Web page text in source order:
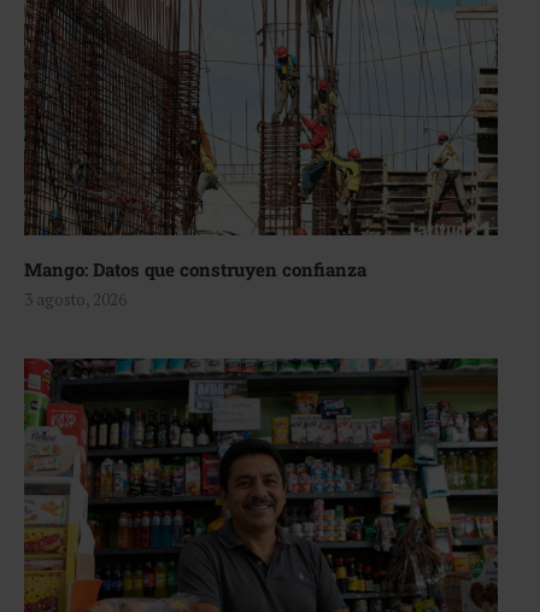
Mango: Datos que construyen confianza
3 agosto, 2026